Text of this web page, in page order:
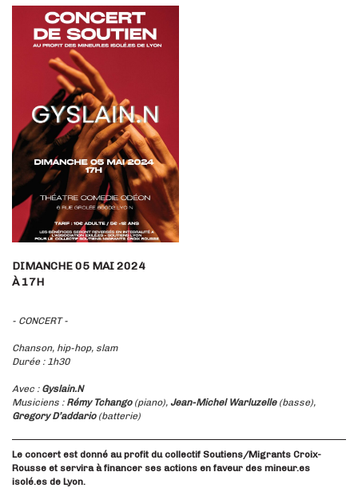
DIMANCHE 05 MAI 2024
À 17H
- CONCERT -
Chanson, hip-hop, slam
Durée : 1h30
Avec : Gyslain.N
Musiciens : Rémy Tchango(piano), Jean-Michel Warluzelle(basse),
Gregory D’addario(batterie)
Le concert est donné au profit du collectif Soutiens/Migrants Croix-
Rousse et servira à financer ses actions en faveur des mineur.es
isolé.es de Lyon.